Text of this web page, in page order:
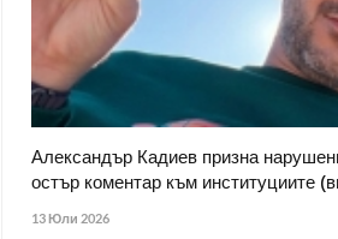
Александър Кадиев призна
остър коментар към институциите
13 Юли 2026